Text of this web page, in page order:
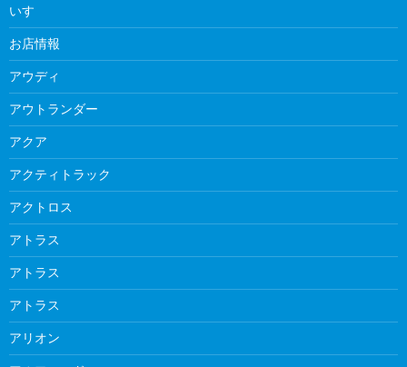
いすゞ
お店情報
アウディ
アウトランダー
アクア
アクティトラック
アクトロス
アトラス
アトラス
アトラス
アリオン